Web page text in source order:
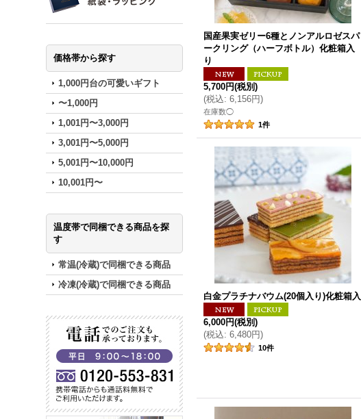
価格帯から探す
1,000円台の可愛いギフト
〜1,000円
1,001円〜3,000円
3,001円〜5,000円
5,001円〜10,000円
10,001円〜
温度帯で同梱できる商品を探
す
常温(冷蔵)で同梱できる商品
冷凍(冷蔵)で同梱できる商品
国産果実ゼリー6種とノンアルロゼスパ
ークリング（ハーフボトル）化粧箱入
り
5,700円(税別)
(税込: 6,156円)
在庫数◯
1件
白金プラチナバウム(20個入り)化粧箱入
6,000円(税別)
(税込: 6,480円)
10件